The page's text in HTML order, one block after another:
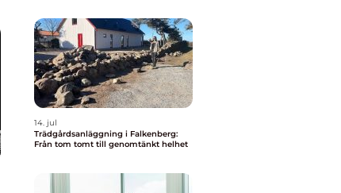
14. jul
Trädgårdsanläggning i Falkenberg:
Från tom tomt till genomtänkt helhet